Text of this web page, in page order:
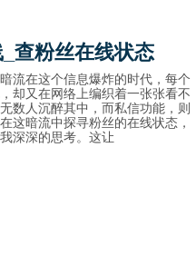
查粉丝在线状态
流在这个信息爆炸的时代，每个
却又在网络上编织着一张张看不
数人沉醉其中，而私信功能，则
这暗流中探寻粉丝的在线状态，
深深的思考。这让